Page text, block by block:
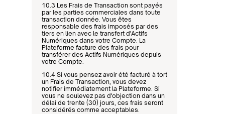
10.3 Les Frais de Transaction sont payés
par les parties commerciales dans toute
transaction donnée. Vous êtes
responsable des frais imposés par des
tiers en lien avec le transfert d'Actifs
Numériques dans votre Compte. La
Plateforme facture des frais pour
transférer des Actifs Numériques depuis
votre Compte.
10.4 Si vous pensez avoir été facturé à tort
un Frais de Transaction, vous devez
notifier immédiatement la Plateforme. Si
vous ne soulevez pas d'objection dans un
délai de trente (30) jours, ces frais seront
considérés comme acceptables.